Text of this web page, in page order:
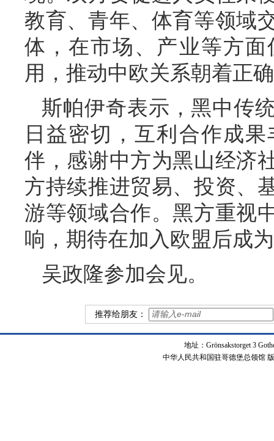
教育、青年、体育等领域
体，在市场、产业等方
用，推动中欧关系朝着正
斯帕伊奇表示，黑中传
日益密切，互利合作成
伴，感谢中方为黑山经济
方持续推进贸易、投资、
游等领域合作。黑方重视
响，期待在加入欧盟后成
吴政隆参加会见。
推荐给朋友：
地址：Grönsakstorget 3
中华人民共和国驻哥德堡总领馆